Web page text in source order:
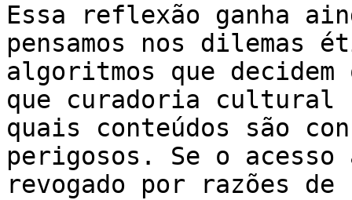
Essa reflexão ganha
pensamos nos dilemas
algoritmos que decidem
que curadoria cultural
quais conteúdos são
perigosos. Se o acesso
revogado por razões de